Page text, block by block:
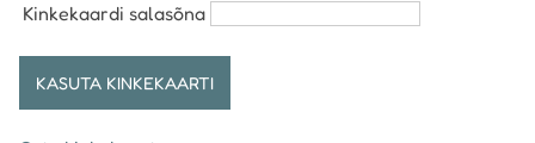
Kinkekaardi salasõna